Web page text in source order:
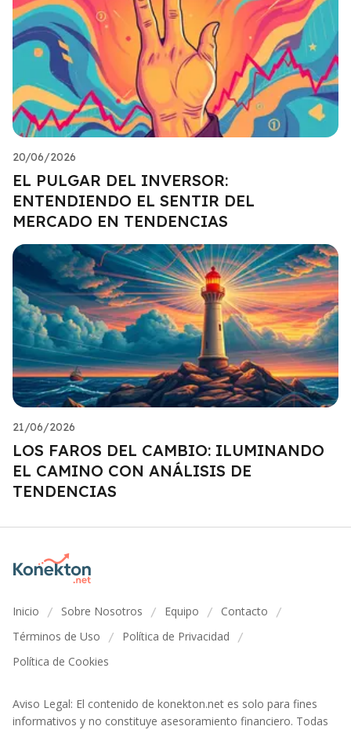
20/06/2026
EL PULGAR DEL INVERSOR:
ENTENDIENDO EL SENTIR DEL
MERCADO EN TENDENCIAS
21/06/2026
LOS FAROS DEL CAMBIO: ILUMINANDO
EL CAMINO CON ANÁLISIS DE
TENDENCIAS
Inicio / Sobre Nosotros / Equipo / Contacto /
Términos de Uso / Política de Privacidad /
Política de Cookies
Aviso Legal: El contenido de konekton.net es solo para fines
informativos y no constituye asesoramiento financiero. Todas